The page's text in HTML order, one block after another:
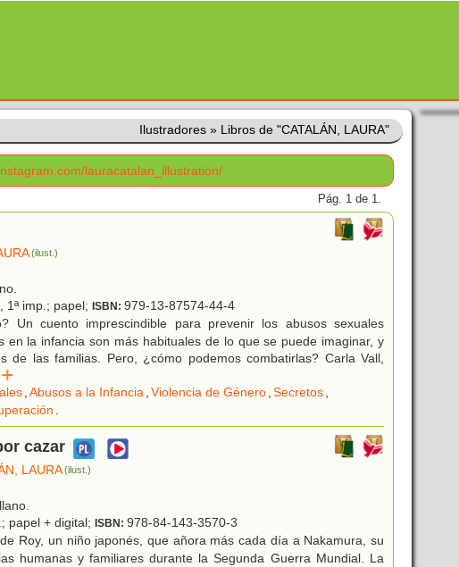
Ilustradores » Libros de "CATALÁN, LAURA"
lauracatalan_illustration/
Pág. 1 de 1.
(ilust.)
1ª imp.; papel; ISBN: 979-13-87574-44-4
Un cuento imprescindible para prevenir los abusos sexuales
en la infancia son más habituales de lo que se puede imaginar, y
de las familias. Pero, ¿cómo podemos combatirlas? Carla Vall,
,Abusos a la Infancia,Violencia de Género,Secretos,
.
cazar
LAURA(ilust.)
papel + digital; ISBN: 978-84-143-3570-3
Roy, un niño japonés, que añora más cada día a Nakamura, su
humanas y familiares durante la Segunda Guerra Mundial. La